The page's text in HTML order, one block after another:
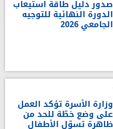
صدور دليل طاقة استيعاب
الدورة النهائية للتوجيه
الجامعي 2026
وزارة الأسرة تؤكد العمل
على وضع خطّة للحد من
ظاهرة تسوّل الأطفال